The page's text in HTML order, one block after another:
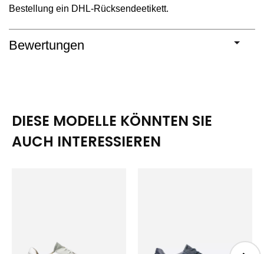
Bestellung ein DHL-Rücksendeetikett.
Bewertungen
DIESE MODELLE KÖNNTEN SIE
AUCH INTERESSIEREN